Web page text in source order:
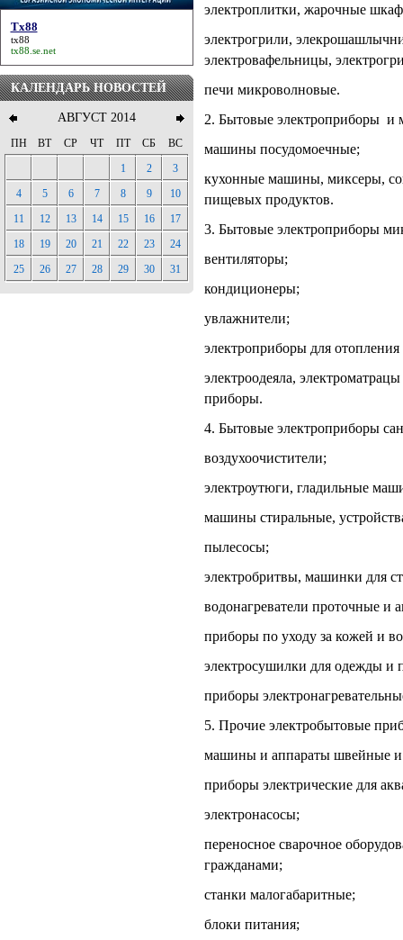
Tx88
tx88
tx88.se.net
КАЛЕНДАРЬ НОВОСТЕЙ
АВГУСТ 2014
ПН ВТ СР ЧТ ПТ СБ
ВС
1
2
3
4
5 6 7 8 9
10
11
12 13 14 15 16
17
18
19 20 21 22 23
24
25
26 27 28 29 30 31
электроплитки, жарочные
электрогрили,
электровафельницы,
печи микроволновые.
2. Бытовые электроприборы и
машины посудомоечные;
кухонные машины, миксеры,
пищевых продуктов.
3. Бытовые электроприборы
вентиляторы;
кондиционеры;
увлажнители;
электроприборы для
электроодеяла,
приборы.
4. Бытовые электроприборы
воздухоочистители;
электроутюги, гладильные
машины стиральные,
пылесосы;
электробритвы, машинки для
водонагреватели проточные и
приборы по уходу за кожей и
электросушилки для одежды и
приборы
5. Прочие электробытовые
машины и аппараты швейные и
приборы электрические для
электронасосы;
переносное сварочное
гражданами;
станки малогабаритные;
блоки питания;